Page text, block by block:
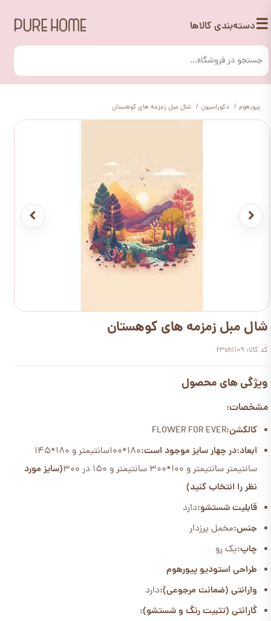
☰دسته‌بندی کالاها
پیورهوم دکوراسیون شال مبل زمزمه های کوهستان
شال مبل زمزمه های کوهستان
کد کالا: f3sh1109
ویژگی های محصول
مشخصات:
کالکشن:FLOWER FOR EVER
ابعاد:در چهار سایز موجود است:
180*100سانتیمتر و 180*145
سانتیمتر سانتیمتر و 100*300 سانتیمتر و 150 در 300
(سایز مورد
نظر را انتخاب کنید)
قابلیت شستشو:دارد
جنس:مخمل پرزدار
چاپ:یک رو
طراحی استودیو پیورهوم
وارانتی (ضمانت مرجوعی):دارد
گارانتی (تثبیت رنگ و شستشو):